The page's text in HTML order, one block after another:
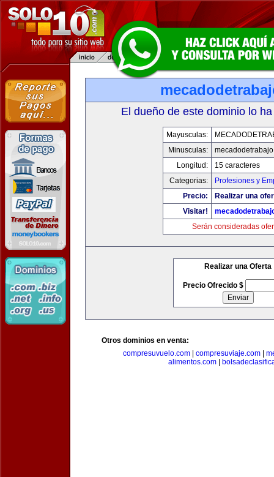
El dueño de este dominio lo
Mayusculas:
Minusculas:
Longitud:
15 caracteres
Categorias:
Profesiones y
Precio:
Realizar una
Visitar!
Serán consideradas
Realizar una Oferta
Precio Ofrecido $
Otros dominios en venta:
compresuvuelo.com
compresuviaje.com
alimentos.com